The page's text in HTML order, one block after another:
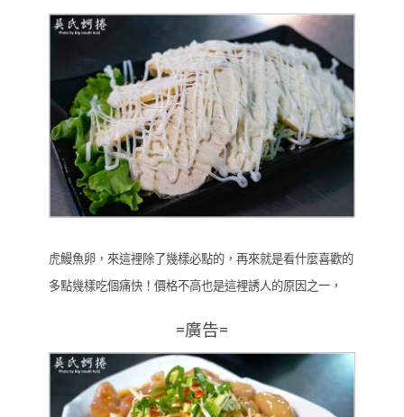
虎鰻魚卵，來這裡除了幾樣必點的，再來就是看什麼喜歡的
多點幾樣吃個痛快！價格不高也是這裡誘人的原因之一，
=廣告=